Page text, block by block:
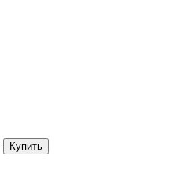
Купить